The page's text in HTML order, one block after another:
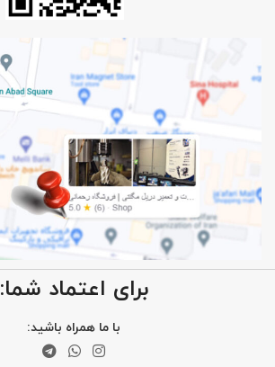
برای اعتماد شما:
با ما همراه باشید: